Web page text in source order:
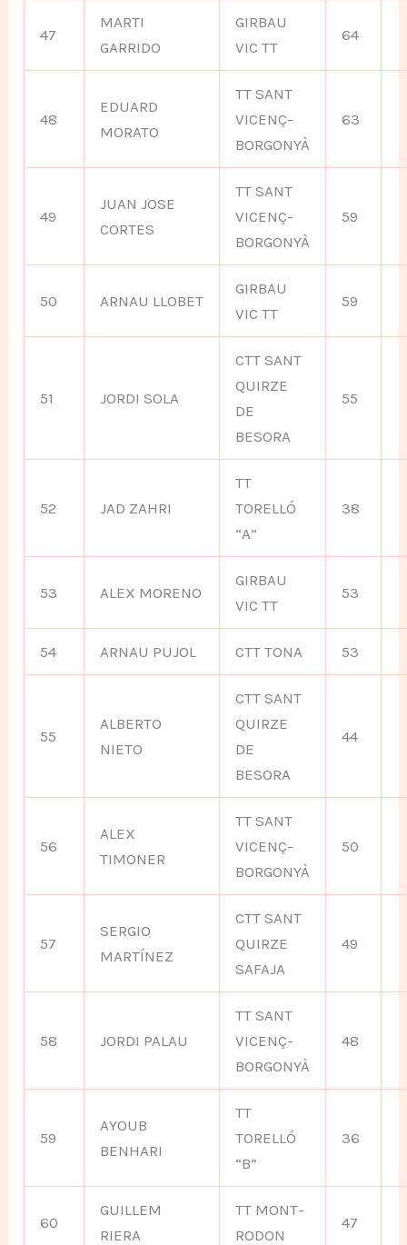
47
MARTI
GARRIDO
GIRBAU
VIC TT
64
48
EDUARD
MORATO
TT SANT
VICENÇ-
BORGONYÀ
63
49
JUAN JOSE
CORTES
TT SANT
VICENÇ-
BORGONYÀ
59
50 ARNAU LLOBET
GIRBAU
VIC TT
59
51 JORDI SOLA
CTT SANT
QUIRZE
DE
BESORA
55
52 JAD ZAHRI
TT
TORELLÓ
“A”
38
53 ALEX MORENO
GIRBAU
VIC TT
53
54 ARNAU PUJOL CTT TONA 53
55
ALBERTO
NIETO
CTT SANT
QUIRZE
DE
BESORA
44
56
ALEX
TIMONER
TT SANT
VICENÇ-
BORGONYÀ
50
57
SERGIO
MARTÍNEZ
CTT SANT
QUIRZE
SAFAJA
49
58 JORDI PALAU
TT SANT
VICENÇ-
BORGONYÀ
48
59
AYOUB
BENHARI
TT
TORELLÓ
“B”
36
60
GUILLEM
RIERA
TT MONT-
RODON
47